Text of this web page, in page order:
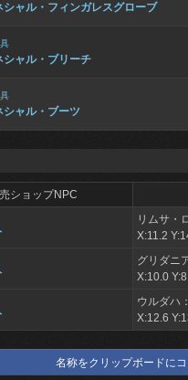
シャル・フィンガレスグローブ
シャル・ブリーチ
シャル・ブーツ
ショップNPC
リムサ・
X:11.2
グリダニ
X:10.0
ウルダハ
X:12.6
名称をクリップボードに